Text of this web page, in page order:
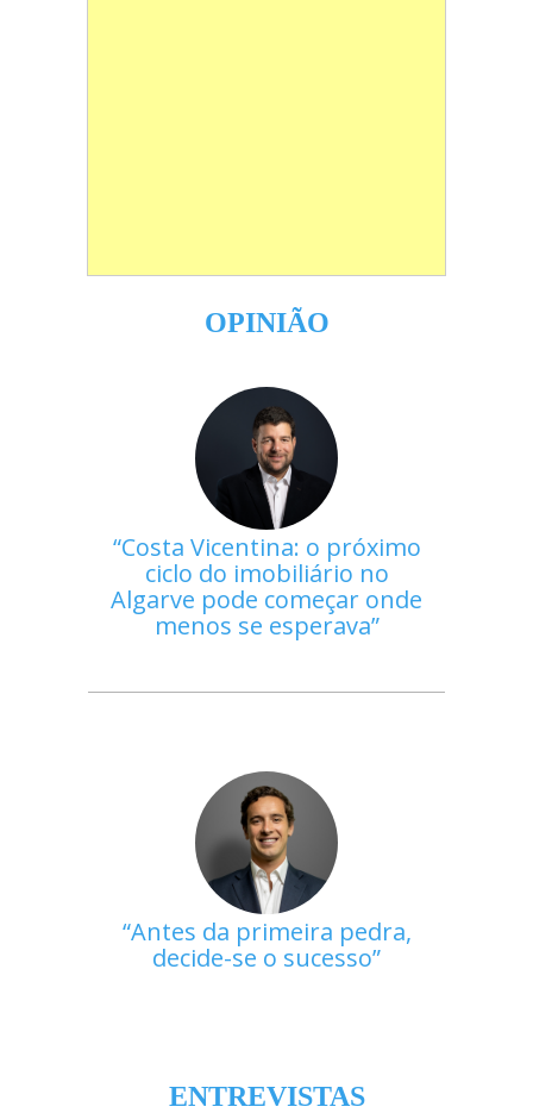
OPINIÃO
Costa Vicentina: o próximo
ciclo do imobiliário no
Algarve pode começar onde
menos se esperava
Antes da primeira pedra,
decide-se o sucesso
ENTREVISTAS